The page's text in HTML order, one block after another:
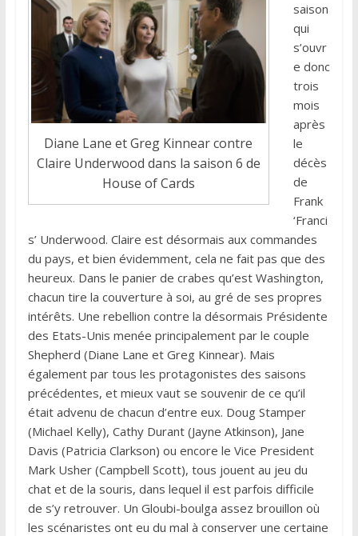
Diane Lane et Greg Kinnear contre
Claire Underwood dans la saison 6 de
House of Cards
saison
qui
s’ouvr
e donc
trois
mois
après
le
décès
de
Frank
‘Franci
s’ Underwood. Claire est désormais aux commandes
du pays, et bien évidemment, cela ne fait pas que des
heureux. Dans le panier de crabes qu’est Washington,
chacun tire la couverture à soi, au gré de ses propres
intérêts. Une rebellion contre la désormais Présidente
des Etats-Unis menée principalement par le couple
Shepherd (Diane Lane et Greg Kinnear). Mais
également par tous les protagonistes des saisons
précédentes, et mieux vaut se souvenir de ce qu’il
était advenu de chacun d’entre eux. Doug Stamper
(Michael Kelly), Cathy Durant (Jayne Atkinson), Jane
Davis (Patricia Clarkson) ou encore le Vice President
Mark Usher (Campbell Scott), tous jouent au jeu du
chat et de la souris, dans lequel il est parfois difficile
de s’y retrouver. Un Gloubi-boulga assez brouillon où
les scénaristes ont eu du mal à conserver une certaine